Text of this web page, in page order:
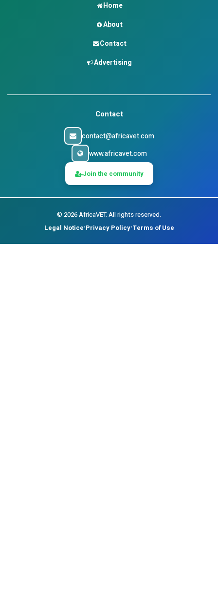
Home
About
Contact
Advertising
Contact
contact@africavet.com
www.africavet.com
Join the community
© 2026AfricaVET. All rights reserved.
Legal Notice•Privacy Policy•Terms of Use